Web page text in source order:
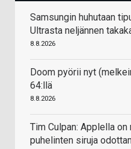
Samsungin huhutaan
Ultrasta neljännen
8.8.2026
Doom pyörii nyt
64:llä
8.8.2026
Tim Culpan: Applella
puhelinten siruja